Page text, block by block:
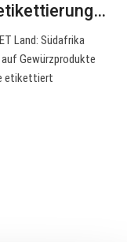
Land: Südafrika
Gewürzprodukte
etikettiert